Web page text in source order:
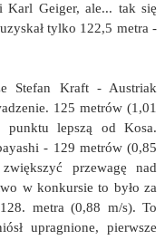
Karl Geiger, ale... tak się
tylko 122,5 metra -
Stefan Kraft - Austriak
125 metrów (1,01
lepszą od Kosa.
- 129 metrów (0,85
przewagę nad
w konkursie to było za
metra (0,88 m/s). To
upragnione, pierwsze